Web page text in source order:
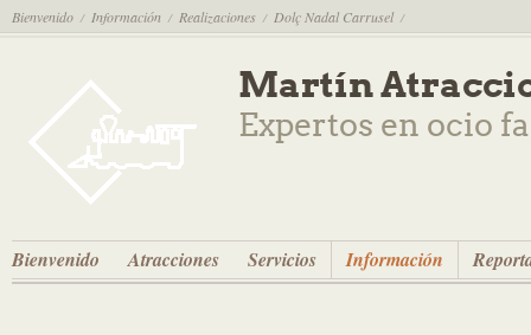
Bienvenido / Información / Realizaciones / Dolç Nadal Carrusel /
Martín
Expertos en ocio
Bienvenido Atracciones Servicios Información